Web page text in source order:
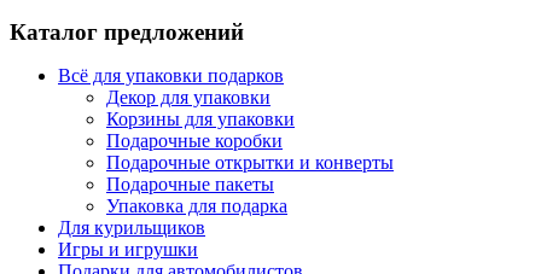
Каталог предложений
Всё для упаковки подарков
Декор для упаковки
Корзины для упаковки
Подарочные коробки
Подарочные открытки и конверты
Подарочные пакеты
Упаковка для подарка
Для курильщиков
Игры и игрушки